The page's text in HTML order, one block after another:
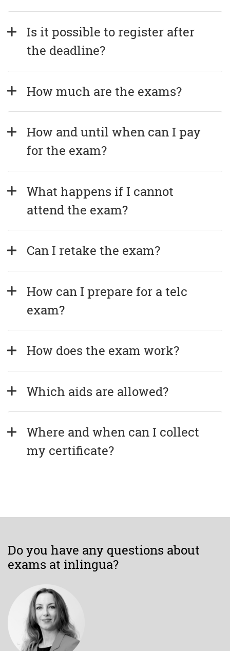
Is it possible to register after
the deadline?
How much are the exams?
How and until when can I pay
for the exam?
What happens if I cannot
attend the exam?
Can I retake the exam?
How can I prepare for a telc
exam?
How does the exam work?
Which aids are allowed?
Where and when can I collect
my certificate?
Do you have any questions about
exams at inlingua?